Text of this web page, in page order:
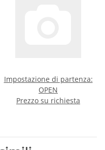
Impostazione di partenza:
OPEN
Prezzo su richiesta